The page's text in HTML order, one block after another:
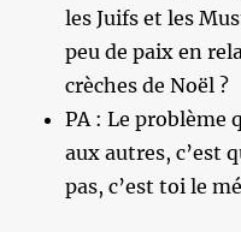
les Juifs et les
peu de paix en
crèches de Noël ?
PA : Le problème
aux autres, c’est
pas, c’est toi le